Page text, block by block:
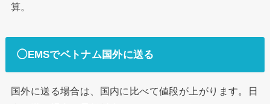
算。
◯EMSでベトナム国外に送る
国外に送る場合は、国内に比べて値段が上がります。日